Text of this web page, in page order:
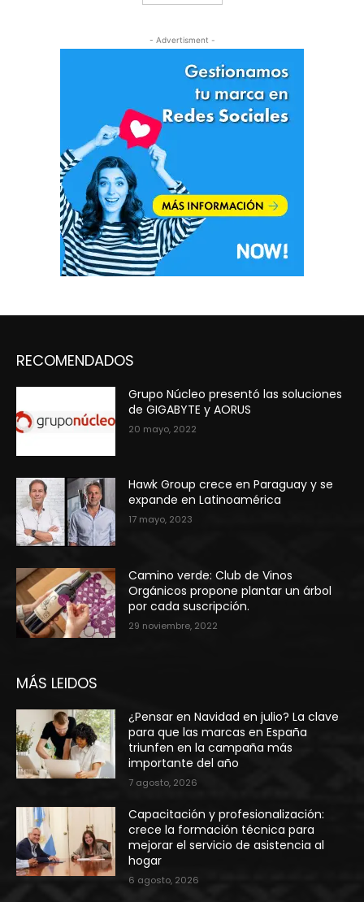
- Advertisment -
RECOMENDADOS
Grupo Núcleo presentó las soluciones
de GIGABYTE y AORUS
20 mayo, 2022
Hawk Group crece en Paraguay y se
expande en Latinoamérica
17 mayo, 2023
Camino verde: Club de Vinos
Orgánicos propone plantar un árbol
por cada suscripción.
29 noviembre, 2022
MÁS LEIDOS
¿Pensar en Navidad en julio? La clave
para que las marcas en España
triunfen en la campaña más
importante del año
7 agosto, 2026
Capacitación y profesionalización:
crece la formación técnica para
mejorar el servicio de asistencia al
hogar
6 agosto, 2026